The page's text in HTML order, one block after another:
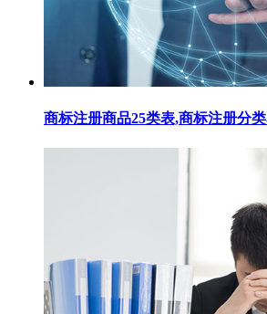
商标注册商品25类表,商标注册分